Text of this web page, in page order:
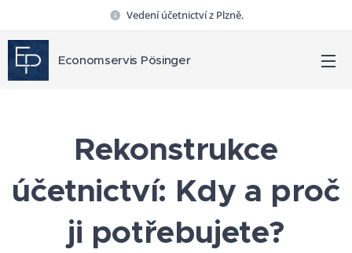
Vedení účetnictví z Plzně.
Economservis Pösinger
Rekonstrukce
účetnictví: Kdy a proč
ji potřebujete?